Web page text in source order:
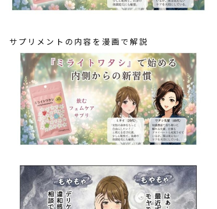
サプリメントの内容を漫画で解説